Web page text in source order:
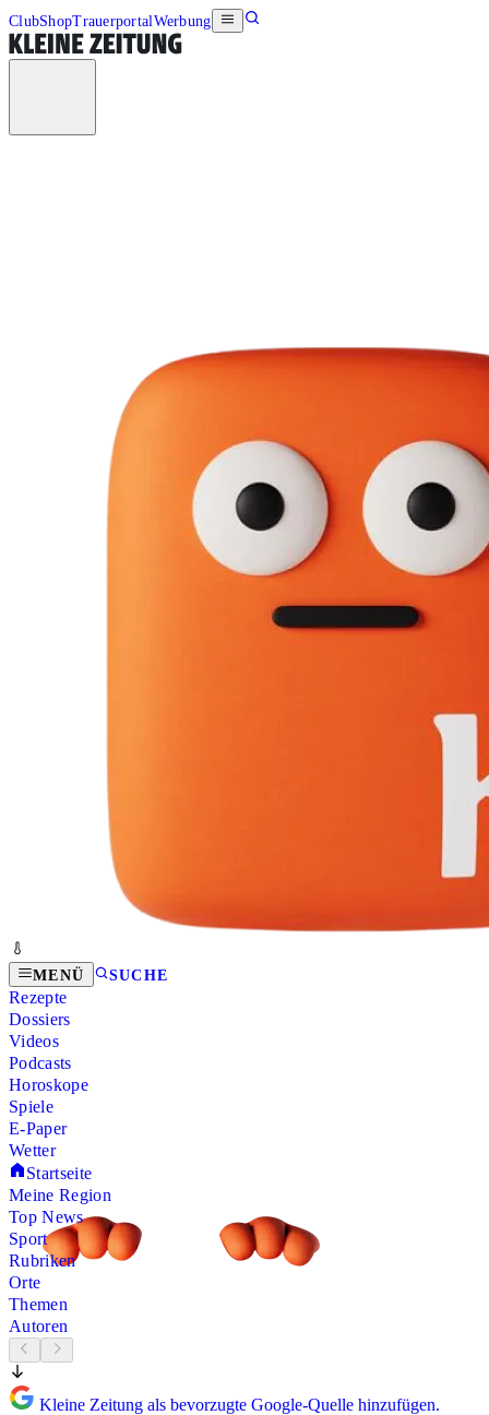
ClubShopTrauerportalWerbung
MENÜ SUCHE
Rezepte
Dossiers
Videos
Podcasts
Horoskope
Spiele
E-Paper
Wetter
Startseite
Meine Region
Top News
Sport
Rubriken
Orte
Themen
Autoren
Kleine Zeitung als bevorzugte Google-Quelle hinzufügen.